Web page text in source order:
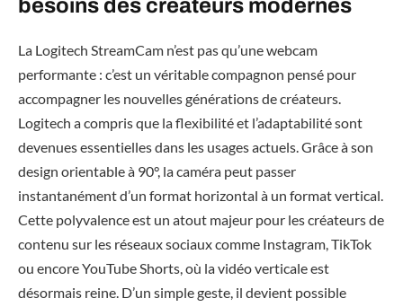
besoins des créateurs modernes
La Logitech StreamCam n’est pas qu’une webcam
performante : c’est un véritable compagnon pensé pour
accompagner les nouvelles générations de créateurs.
Logitech a compris que la flexibilité et l’adaptabilité sont
devenues essentielles dans les usages actuels. Grâce à son
design orientable à 90°, la caméra peut passer
instantanément d’un format horizontal à un format vertical.
Cette polyvalence est un atout majeur pour les créateurs de
contenu sur les réseaux sociaux comme Instagram, TikTok
ou encore YouTube Shorts, où la vidéo verticale est
désormais reine. D’un simple geste, il devient possible